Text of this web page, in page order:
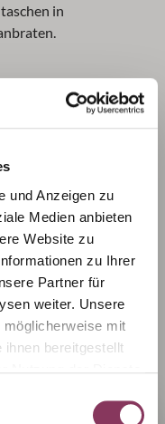
und Anzeigen zu
Medien anbieten
Website zu
zu Ihrer
Partner für
weiter. Unsere
mit
bereitgestellt
Onlineshop!
Produkte nur an
in
den
Original